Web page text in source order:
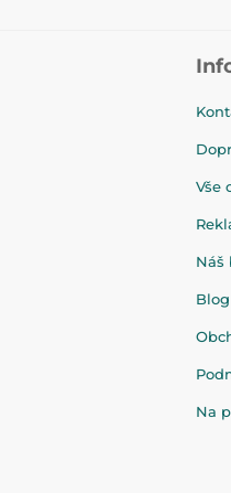
Vše
Náš
Blog
Na